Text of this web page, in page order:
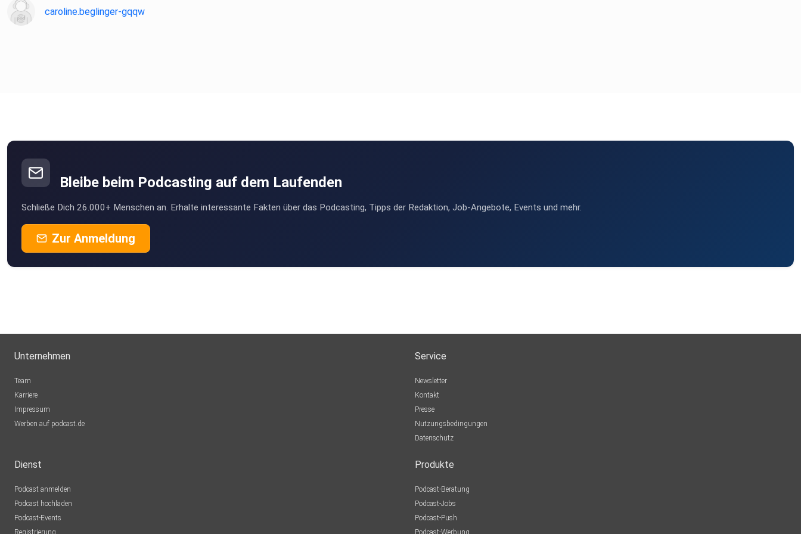
caroline.beglinger-gqqw
Bleibe beim Podcasting auf dem Laufenden
Schließe Dich 26.000+ Menschen an. Erhalte interessante Fakten über das Podcasting, Tipps der Redaktion, Job-Angebote, Events und mehr.
Zur Anmeldung
Unternehmen
Team
Karriere
Impressum
Werben auf podcast.de
Service
Newsletter
Kontakt
Presse
Nutzungsbedingungen
Datenschutz
Dienst
Podcast anmelden
Podcast hochladen
Podcast-Events
Registrierung
Produkte
Podcast-Beratung
Podcast-Jobs
Podcast-Push
Podcast-Werbung